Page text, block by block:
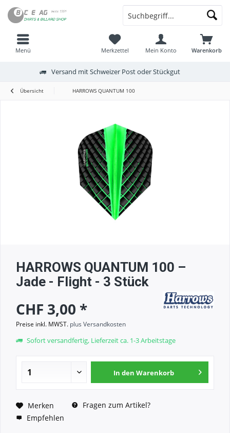
Menü Warenkorb
Merkzettel Mein Konto
Versand mit Schweizer Post oder Stückgut
Übersicht HARROWS QUANTUM 100
HARROWS QUANTUM 100 –
Jade - Flight - 3 Stück
CHF 3,00 *
Preise inkl. MWST. plus Versandkosten
Sofort versandfertig, Lieferzeit ca. 1-3 Arbeitstage
In den Warenkorb
Merken
Fragen zum Artikel?
Empfehlen